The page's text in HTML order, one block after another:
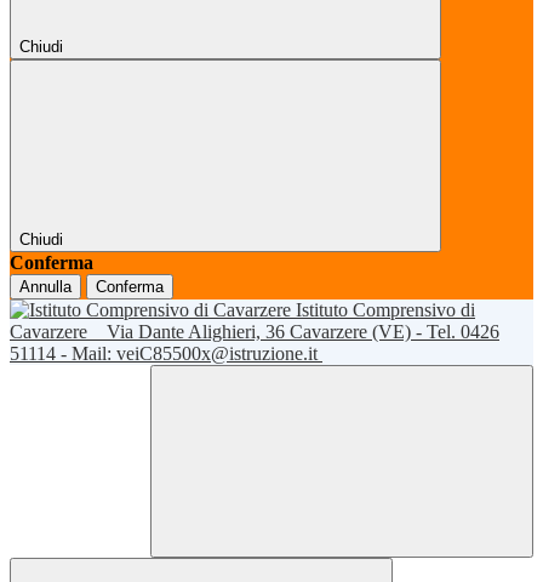
Chiudi
Chiudi
Conferma
Annulla Conferma
Istituto Comprensivo di
Cavarzere
Via Dante Alighieri, 36 Cavarzere (VE) - Tel. 0426
51114 - Mail: veiC85500x@istruzione.it